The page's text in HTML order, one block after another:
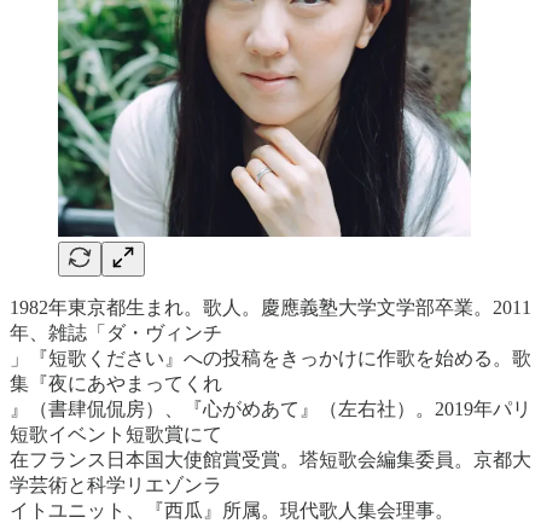
1982年東京都生まれ。歌人。慶應義塾大学文学部卒業。2011
年、雑誌「ダ・ヴィンチ
」『短歌ください』への投稿をきっかけに作歌を始める。歌
集『夜にあやまってくれ
』（書肆侃侃房）、『心がめあて』（左右社）。2019年パリ
短歌イベント短歌賞にて
在フランス日本国大使館賞受賞。塔短歌会編集委員。京都大
学芸術と科学リエゾンラ
イトユニット、『西瓜』所属。現代歌人集会理事。